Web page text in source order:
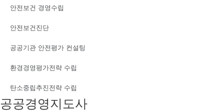
안전보건 경영수립
안전보건진단
공공기관 안전평가 컨설팅
환경경영평가전략 수립
탄소중립추진전략 수립
공공경영지도사